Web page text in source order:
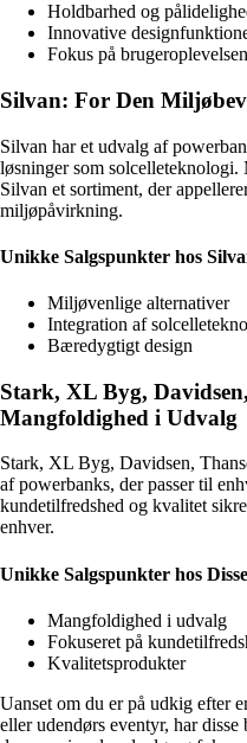
Holdbarhed og
Innovative
Fokus på brugeroplevelsen
Silvan: For Den
Silvan har et udvalg af
løsninger som
Silvan et sortiment, der
miljøpåvirkning.
Unikke Salgspunkter hos
Miljøvenlige alternativer
Integration af
Bæredygtigt design
Stark, XL Byg,
Mangfoldighed i Udvalg
Stark, XL Byg, Davidsen,
af powerbanks, der passer til
kundetilfredshed og kvalitet
enhver.
Unikke Salgspunkter hos
Mangfoldighed i udvalg
Fokuseret på
Kvalitetsprodukter
Uanset om du er på udkig efter
eller udendørs eventyr, har